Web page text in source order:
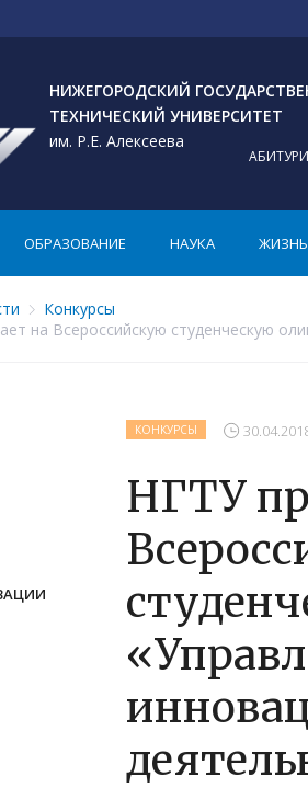
НИЖЕГОРОДСКИЙ
ТЕХНИЧЕСКИЙ УНИВЕРСИТЕТ
им. Р.Е. Алексеева
ОБРАЗОВАНИЕ НАУКА ЖИЗНЬ
Конкурсы
на Всероссийскую студенческую
КОНКУРСЫ
НГТУ